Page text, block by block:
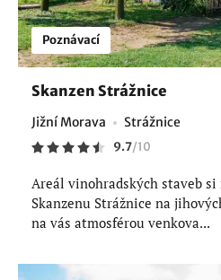
Poznávací
Skanzen Strážnice
Jižní Morava Strážnice
9.7/10
Areál vinohradských staveb
Skanzenu Strážnice na
na vás atmosférou venkova...